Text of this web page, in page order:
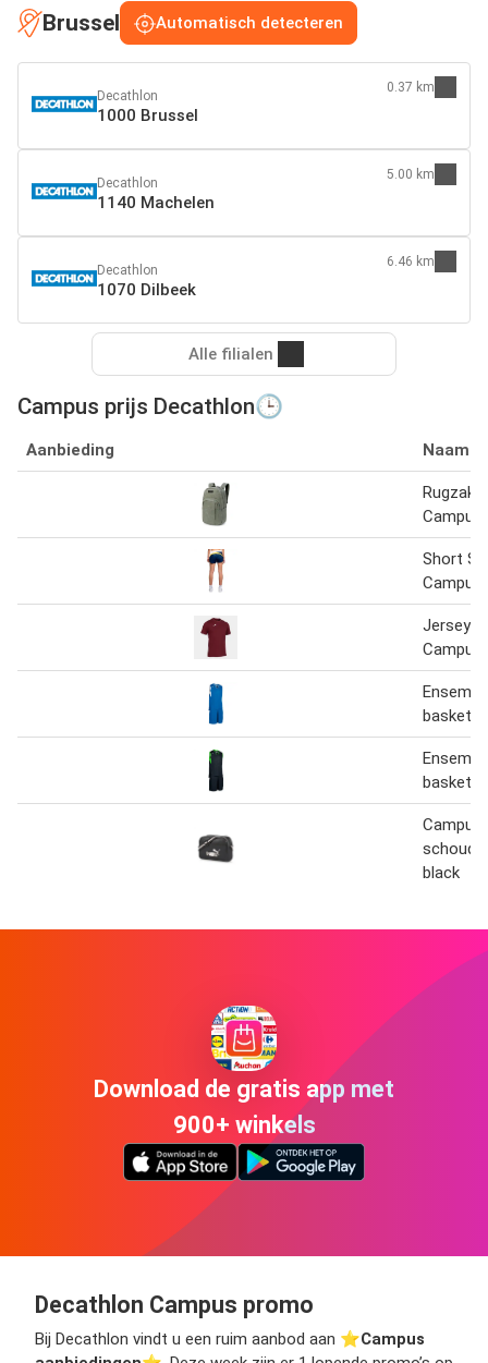
Brussel Automatisch detecteren
Decathlon
1000 Brussel
0.37 km
Decathlon
1140 Machelen
5.00 km
Decathlon
1070 Dilbeek
6.46 km
Alle filialen
Campus prijs Decathlon🕒
Aanbieding Naam
Rugzak
Campus
Short
Campus
Jersey
Campus
basket
basket
black
Download de gratis app met
900+ winkels
Decathlon Campus promo
Bij Decathlon vindt u een ruim aanbod aan ⭐️Campus